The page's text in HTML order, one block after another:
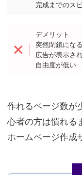
完成までのス
デメリット
突然閉鎖にな
広告が表示さ
自由度が低い
作れるページ数が
心者の方は慣れる
ホームページ作成